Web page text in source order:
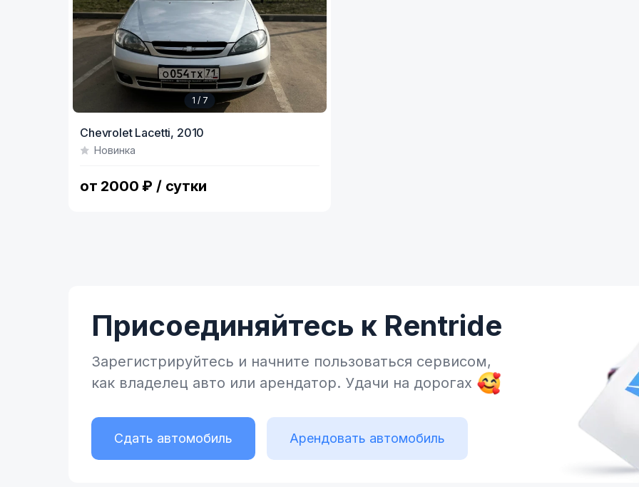
of
1 / 7
Chevrolet Lacetti, 2010
Новинка
от 2000 ₽ / сутки
Присоединяйтесь к Rentride
Зарегистрируйтесь и начните пользоваться сервисом,
как владелец авто или арендатор. Удачи на дорогах
Сдать автомобиль Арендовать автомобиль